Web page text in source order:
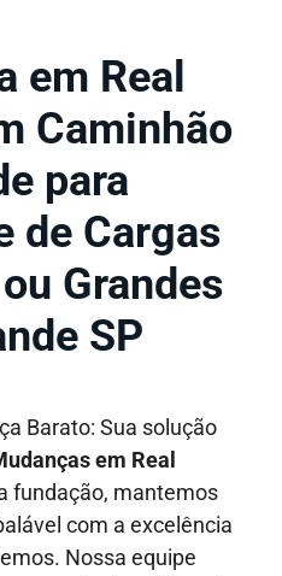
em Real
Caminhão
para
de Cargas
Grandes
SP
Barato: Sua solução
em Real
fundação, mantemos
com a excelência
Nossa equipe